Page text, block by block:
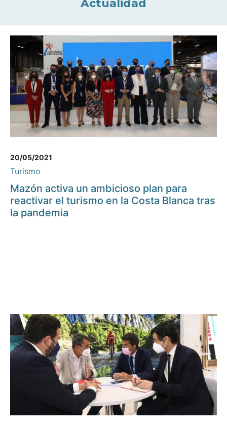
Actualidad
20/05/2021
Turismo
Mazón activa un ambicioso plan para
reactivar el turismo en la Costa Blanca tras
la pandemia